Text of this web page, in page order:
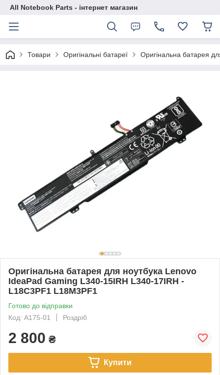
All Notebook Parts - інтернет магазин
Товари Оригінальні батареї Оригінальна батарея
Оригінальна батарея для ноутбука Lenovo
IdeaPad Gaming L340-15IRH L340-17IRH -
L18C3PF1 L18M3PF1
Готово до відправки
Код: A175-01
Роздріб
2 800 ₴
Купити